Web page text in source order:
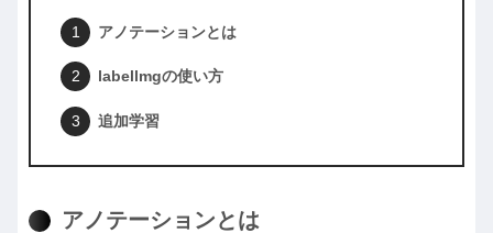
アノテーションとは
labellmgの使い方
追加学習
アノテーションとは